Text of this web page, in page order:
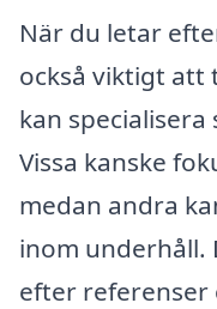
När du letar
också viktigt att
kan
Vissa kanske
medan andra
inom underhåll.
efter